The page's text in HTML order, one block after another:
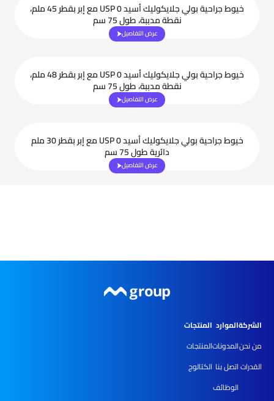
خيوط جراحية بولي جلايكوليك أسيد USP 0 مع إبر بقطر 45 ملم،
نقطة مدببة، طول 75 سم
عرض التفاصيل
خيوط جراحية بولي جلايكوليك أسيد USP 0 مع إبر بقطر 48 ملم،
نقطة مدببة، طول 75 سم
عرض التفاصيل
خيوط جراحية بولي جلايكوليك أسيد USP 0 مع إبر بقطر 30 ملم
دائرية طول 75 سم
عرض التفاصيل
الشركة
من نحن
القدرات
الموارد
المدونات
اتصل بنا
الوظائف
المنتجات
المنتجات
الكتالوج